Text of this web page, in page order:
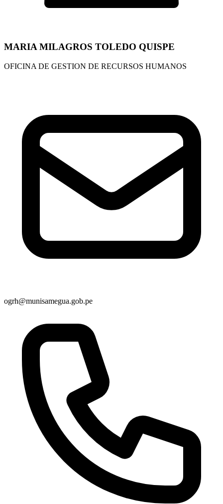
MARIA MILAGROS TOLEDO QUISPE
OFICINA DE GESTION DE RECURSOS HUMANOS
ogrh@munisamegua.gob.pe